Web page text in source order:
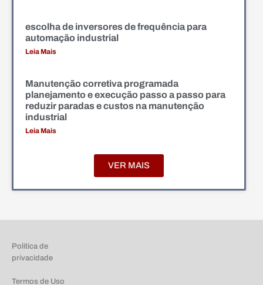
escolha de inversores de frequência para
automação industrial
Leia Mais
Manutenção corretiva programada
planejamento e execução passo a passo para
reduzir paradas e custos na manutenção
industrial
Leia Mais
VER MAIS
Política de
privacidade
Termos de Uso